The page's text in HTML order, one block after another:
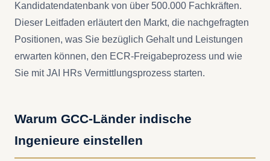
Kandidatendatenbank von über 500.000 Fachkräften.
Dieser Leitfaden erläutert den Markt, die nachgefragten
Positionen, was Sie bezüglich Gehalt und Leistungen
erwarten können, den ECR-Freigabeprozess und wie
Sie mit JAI HRs Vermittlungsprozess starten.
Warum GCC-Länder indische
Ingenieure einstellen